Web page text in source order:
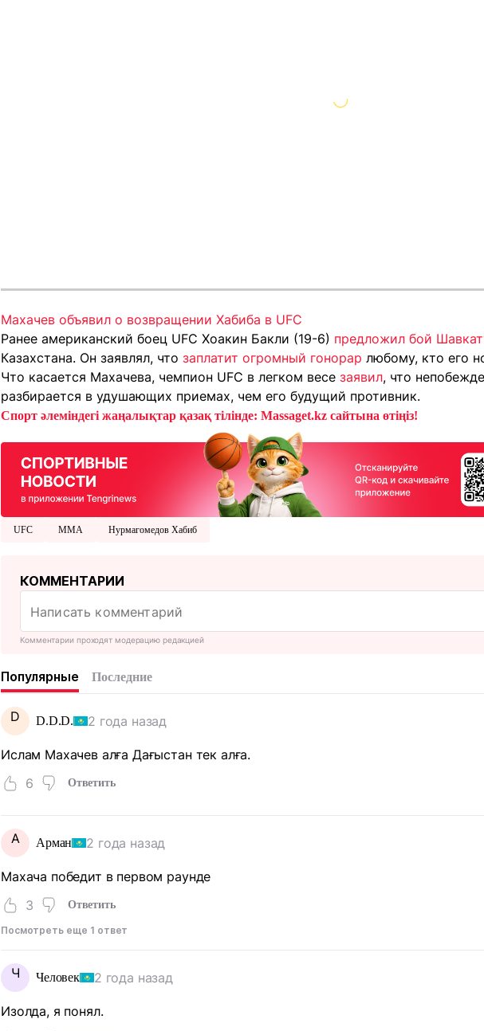
Махачев объявил о возвращении Хабиба в UFC
Ранее американский боец UFC Хоакин Бакли (19-6) предложил бой
Казахстана. Он заявлял, что заплатит огромный гонорар любому, кто его
Что касается Махачева, чемпион UFC в легком весе заявил, что
разбирается в удушающих приемах, чем его будущий противник.
Спорт әлеміндегі жаңалықтар қазақ тілінде: Massaget.kz сайтына өтіңіз!
UFC ММА Нурмагомедов Хабиб
КОММЕНТАРИИ
Комментарии проходят модерацию редакцией
Популярные Последние
D D.D.D. 2 года назад
Ислам Махачев алға Дағыстан тек алға.
6
Ответить
А Арман 2 года назад
Махача победит в первом раунде
3
Ответить
Посмотреть еще 1 ответ
Ч Человек 2 года назад
Изолда, я понял.